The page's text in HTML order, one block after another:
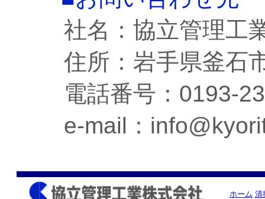
社名：協立管理工
住所：岩手県釜石
電話番号：0193-
e-mail：
ホーム 清